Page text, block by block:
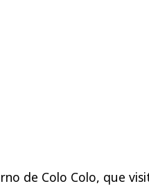
de Colo Colo, que